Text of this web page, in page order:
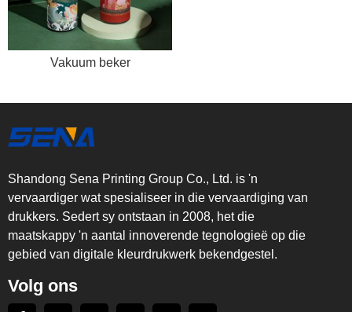
Vakuum beker
Shandong Sena Printing Group Co., Ltd. is 'n
vervaardiger wat spesialiseer in die vervaardiging van
drukkers. Sedert sy ontstaan in 2008, het die
maatskappy 'n aantal innoverende tegnologieë op die
gebied van digitale kleurdrukwerk bekendgestel.
Volg ons